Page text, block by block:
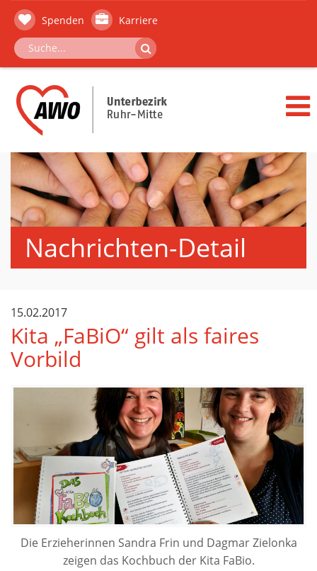
Spenden Karriere
Nachrichten-Detail
15.02.2017
Kita „FaBiO“ gilt als faires
Vorbild
Die Erzieherinnen Sandra Frin und Dagmar Zielonka
zeigen das Kochbuch der Kita FaBio.